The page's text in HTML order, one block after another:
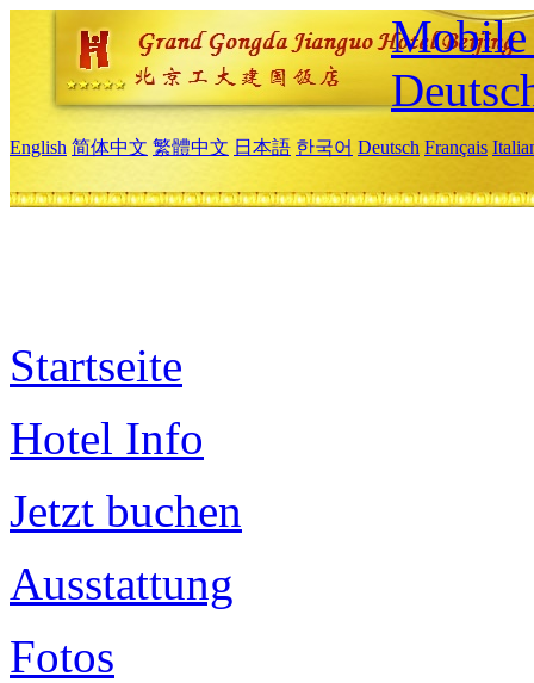
Mobile
English 简体中文 繁體中文 日本語 한국어 Deutsch Français
Startseite
Hotel Info
Jetzt buchen
Ausstattung
Fotos